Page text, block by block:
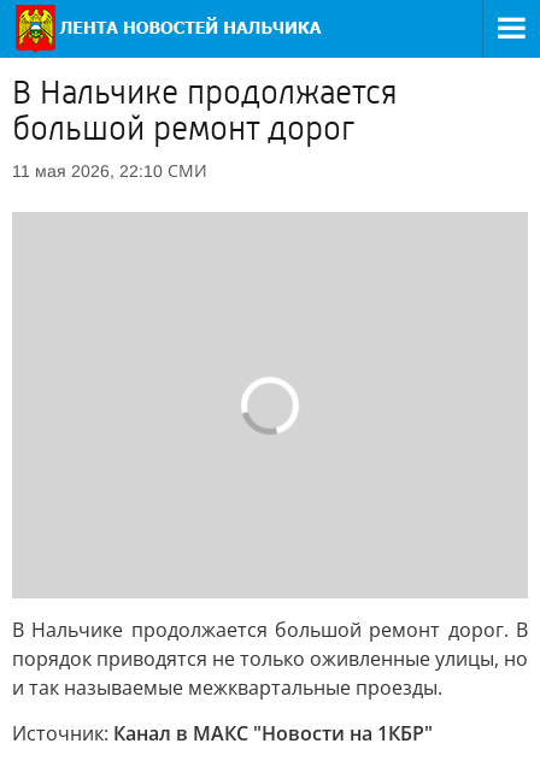
В Нальчике продолжается
большой ремонт дорог
11 мая 2026, 22:10 СМИ
В Нальчике продолжается большой ремонт дорог. В
порядок приводятся не только оживленные улицы, но
и так называемые межквартальные проезды.
Источник: Канал в МАКС "Новости на 1КБР"